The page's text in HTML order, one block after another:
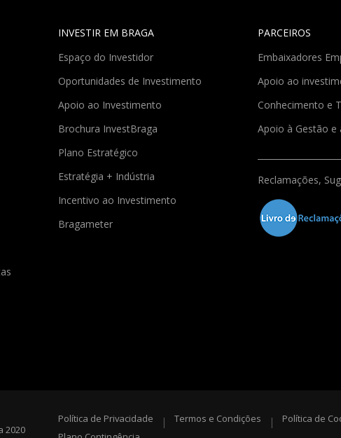
INVESTIR EM BRAGA
Espaço do Investidor
Oportunidades de Investimento
Apoio ao Investimento
Brochura InvestBraga
Plano Estratégico
Estratégia + Indústria
Incentivo ao Investimento
Bragameter
PARCEIROS
Embaixadores
Apoio ao
Conhecimento e
Apoio à Gestão e
Reclamações,
2020
Política de Privacidade | Termos e Condições | Política de